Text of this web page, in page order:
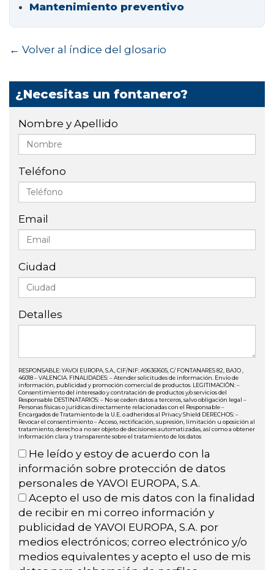
Mantenimiento preventivo
← Volver al índice del glosario
¿Necesitas un fontanero?
Nombre y Apellido
Teléfono
Email
Ciudad
Detalles
RESPONSABLE: YAVOI EUROPA, S.A., CIF/NIF: A96361605, C/ FONTANARES 82, BAJO ,
46018 – VALENCIA. FINALIDADES: – Atender solicitudes de información. Envío de
información, publicidad y promoción comercial de productos. LEGITIMACIÓN: –
Consentimiento del interesado y contratación de productos y/o servicios del
Responsable DESTINATARIOS: – No se ceden datos a terceros, salvo obligación legal –
Personas físicas o jurídicas directamente relacionadas con el Responsable –
Encargados de Tratamiento de la U.E. o adheridos al Privacy Shield DERECHOS: –
Revocar el consentimiento – Acceso, rectificación, supresión, limitación u oposición al
tratamiento, derecho a no ser objeto de decisiones automatizadas, así como a obtener
información clara y transparente sobre el tratamiento de los datos
He leído y estoy de acuerdo con la
información sobre protección de datos
personales de YAVOI EUROPA, S.A.
Acepto el uso de mis datos con la finalidad
de recibir en mi correo información y
publicidad de YAVOI EUROPA, S.A. por
medios electrónicos; correo electrónico y/o
medios equivalentes y acepto el uso de mis